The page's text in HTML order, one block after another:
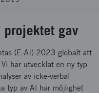
gav
(E-AI) 2023 globalt att
har utvecklat en ny typ
av icke-verbal
typ av AI har möjlighet